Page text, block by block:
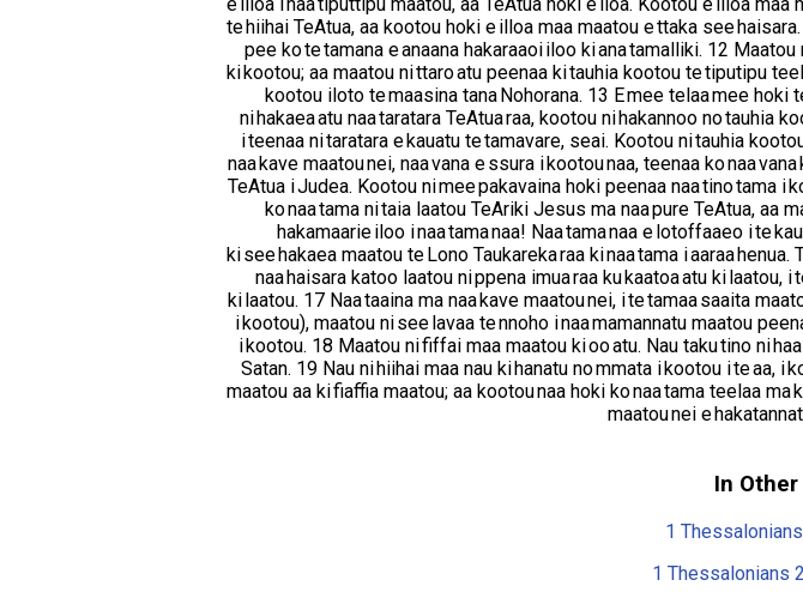
e illoa i naa tiputtipu maatou, aa TeAtua hoki e iloa. Kootou e illoa
te hiihai TeAtua, aa kootou hoki e illoa maa maatou e ttaka see
pee ko te tamana e anaana hakaraaoi iloo ki ana tamalliki. 12
ki kootou; aa maatou ni ttaro atu peenaa ki tauhia kootou te tiputipu
kootou iloto te maasina tana Nohorana. 13 E mee telaa mee hoki
ni hakaea atu naa taratara TeAtua raa, kootou ni hakannoo no tauhia
i teenaa ni taratara e kauatu te tamavare, seai. Kootou ni tauhia
naa kave maatou nei, naa vana e ssura i kootou naa, teenaa ko naa
TeAtua i Judea. Kootou ni mee pakavaina hoki peenaa naa tino tama i
ko naa tama ni taia laatou TeAriki Jesus ma naa pure TeAtua, aa
hakamaarie iloo i naa tama naa! Naa tama naa e lotoffaaeo i te
ki see hakaea maatou te Lono Taukareka raa ki naa tama i aaraa
naa haisara katoo laatou ni ppena imua raa ku kaatoa atu ki laatou,
ki laatou. 17 Naa taaina ma naa kave maatou nei, i te tamaa saaita
i kootou), maatou ni see lavaa te nnoho i naa mamannatu maatou
i kootou. 18 Maatou ni fiffai maa maatou ki oo atu. Nau taku tino ni
Satan. 19 Nau ni hiihai maa nau ki hanatu no mmata i kootou i te aa, i
maatou aa ki fiaffia maatou; aa kootou naa hoki ko naa tama teelaa ma
maatou nei e
In
1
1 Thessalonians